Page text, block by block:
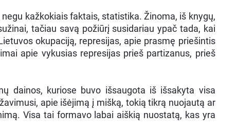
kažkokiais faktais, statistika. Žinoma, iš knygų,
tačiau savą požiūrį susidariau ypač tada, kai
okupaciją, represijas, apie prasmę priešintis
apie vykusias represijas prieš partizanus, prieš
dainos, kuriose buvo išsaugota iš išsakyta visa
apie išėjimą į mišką, tokią tikrą nuojautą ar
Visa tai formavo labai aiškią nuostatą, kas yra